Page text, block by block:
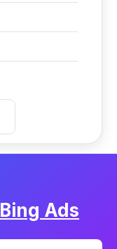
Bing Ads